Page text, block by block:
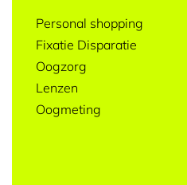
Personal shopping
Fixatie Disparatie
Oogzorg
Lenzen
Oogmeting